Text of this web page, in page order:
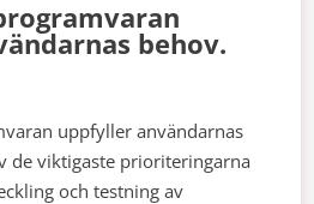
behov.
uppfyller användarnas
de viktigaste prioriteringarna
och testning av